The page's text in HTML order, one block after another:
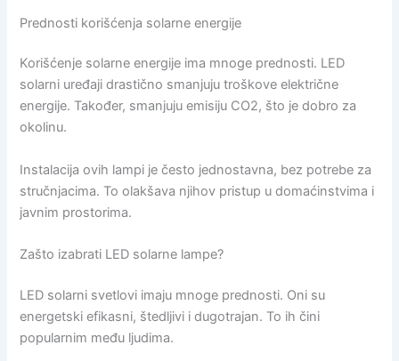
Prednosti korišćenja solarne energije
Korišćenje solarne energije ima mnoge prednosti. LED
solarni uređaji drastično smanjuju troškove električne
energije. Također, smanjuju emisiju CO2, što je dobro za
okolinu.
Instalacija ovih lampi je često jednostavna, bez potrebe za
stručnjacima. To olakšava njihov pristup u domaćinstvima i
javnim prostorima.
Zašto izabrati LED solarne lampe?
LED solarni svetlovi imaju mnoge prednosti. Oni su
energetski efikasni, štedljivi i dugotrajan. To ih čini
popularnim među ljudima.